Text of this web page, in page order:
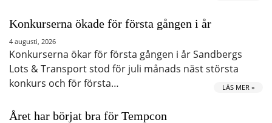
Konkurserna ökade för första gången i år
4 augusti, 2026
Konkurserna ökar för första gången i år Sandbergs
Lots & Transport stod för juli månads näst största
konkurs och för första…
LÄS MER »
Året har börjat bra för Tempcon